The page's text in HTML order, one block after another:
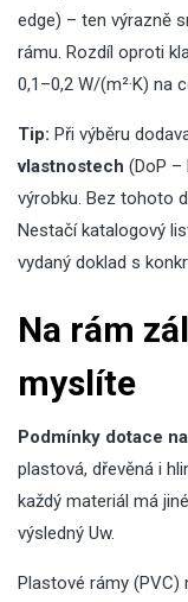
edge) – ten výrazně
rámu. Rozdíl oproti
0,1–0,2 W/(m²·K) na
Tip: Při výběru
vlastnostech (DoP
výrobku. Bez tohoto
Nestačí katalogový
vydaný doklad s
Na rám
myslíte
Podmínky dotace
plastová, dřevěná i
každý materiál má
výsledný Uw.
Plastové rámy (PVC)